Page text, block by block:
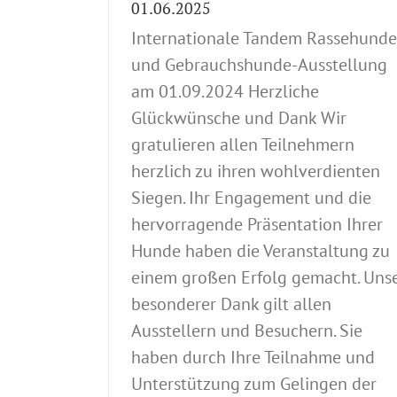
01.06.2025
Internationale Tandem
und Gebrauchshunde-Ausstellung
am 01.09.2024 Herzliche
Glückwünsche und Dank Wir
gratulieren allen Teilnehmern
herzlich zu ihren wohlverdienten
Siegen. Ihr Engagement und die
hervorragende Präsentation Ihrer
Hunde haben die Veranstaltung zu
einem großen Erfolg gemacht.
besonderer Dank gilt allen
Ausstellern und Besuchern. Sie
haben durch Ihre Teilnahme und
Unterstützung zum Gelingen der